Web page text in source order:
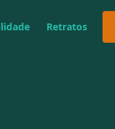
Retratos